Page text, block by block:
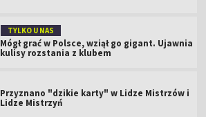
TYLKO U NAS
Mógł grać w Polsce, wziął go gigant. Ujawnia
kulisy rozstania z klubem
Przyznano "dzikie karty" w Lidze Mistrzów i
Lidze Mistrzyń